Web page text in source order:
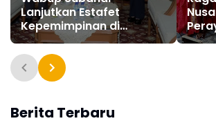
Lanjutkan Estafet
Kepemimpinan di
Pemkab Sidoarjo
2024
Berita Terbaru